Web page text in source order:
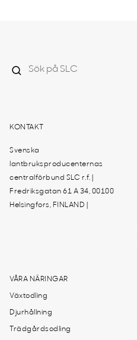
KONTAKT
Svenska
lantbruksproducenternas
centralförbund SLC r.f. |
Fredriksgatan 61 A 34, 00100
Helsingfors, FINLAND |
VÅRA NÄRINGAR
Växtodling
Djurhållning
Trädgårdsodling